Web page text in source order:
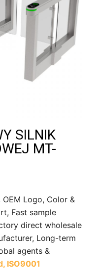
SILNIK
MT-
Logo, Color &
Fast sample
direct wholesale
Long-term
agents &
ISO9001